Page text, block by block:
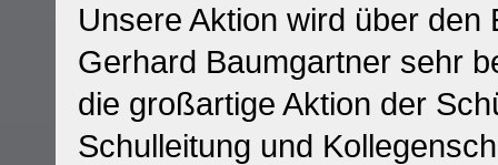
Unsere Aktion wird über
Gerhard Baumgartner sehr
die großartige Aktion der
Schulleitung und